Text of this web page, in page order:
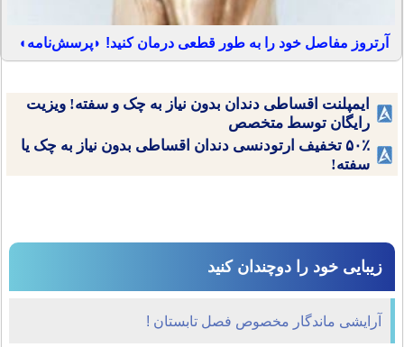
آرتروز مفاصل خود را به طور قطعی درمان کنید! ◗پرسش‌نامه◖
ایمپلنت اقساطی دندان بدون نیاز به چک و سفته! ویزیت
رایگان توسط متخصص
۵۰٪ تخفیف ارتودنسی دندان اقساطی بدون نیاز به چک یا
سفته!
زیبایی خود را دوچندان کنید
آرایشی ماندگار مخصوص فصل تابستان !